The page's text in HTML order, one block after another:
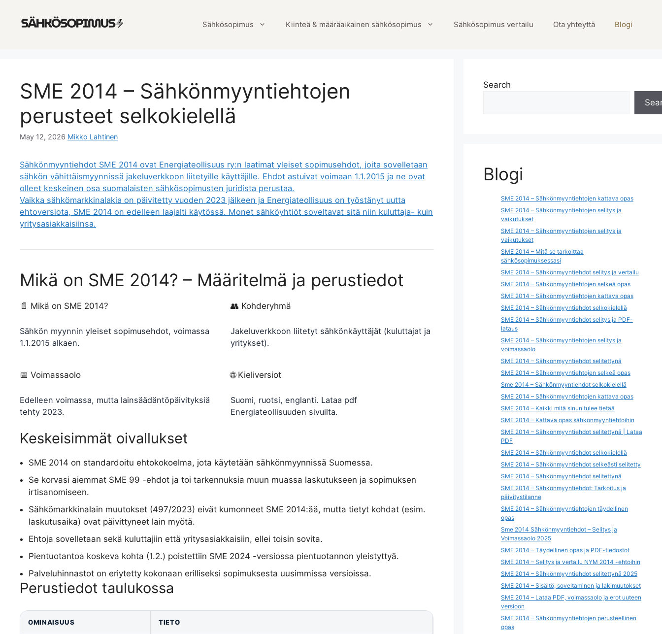
content
Sähkösopimus Kiinteä & määräaikainen sähkösopimus Sähkösopimus vertailu Ota yhteyttä Blogi
SME 2014 – Sähkönmyyntiehtojen
perusteet selkokielellä
May 12, 2026 Mikko Lahtinen
Sähkönmyyntiehdot SME 2014 ovat Energiateollisuus ry:n laatimat yleiset sopimusehdot, joita sovelletaan
sähkön vähittäismyynnissä jakeluverkkoon liitetyille käyttäjille. Ehdot astuivat voimaan 1.1.2015 ja ne ovat
olleet keskeinen osa suomalaisten sähkösopimusten juridista perustaa.
Vaikka sähkömarkkinalakia on päivitetty vuoden 2023 jälkeen ja Energiateollisuus on työstänyt uutta
ehtoversiota, SME 2014 on edelleen laajalti käytössä. Monet sähköyhtiöt soveltavat sitä niin kuluttaja- kuin
yritysasiakkaisiinsa.
Mikä on SME 2014? – Määritelmä ja perustiedot
📄 Mikä on SME 2014?
Sähkön myynnin yleiset sopimusehdot, voimassa
1.1.2015 alkaen.
👥 Kohderyhmä
Jakeluverkkoon liitetyt sähkönkäyttäjät (kuluttajat ja
yritykset).
📅 Voimassaolo
Edelleen voimassa, mutta lainsäädäntöpäivityksiä
tehty 2023.
🌐 Kieliversiot
Suomi, ruotsi, englanti. Lataa pdf
Energiateollisuuden sivuilta.
Keskeisimmät oivallukset
SME 2014 on standardoitu ehtokokoelma, jota käytetään sähkönmyynnissä Suomessa.
Se korvasi aiemmat SME 99 -ehdot ja toi tarkennuksia muun muassa laskutukseen ja sopimuksen
irtisanomiseen.
Sähkömarkkinalain muutokset (497/2023) eivät kumonneet SME 2014:ää, mutta tietyt kohdat (esim.
laskutusaika) ovat päivittyneet lain myötä.
Ehtoja sovelletaan sekä kuluttajiin että yritysasiakkaisiin, ellei toisin sovita.
Pientuotantoa koskeva kohta (1.2.) poistettiin SME 2024 -versiossa pientuotannon yleistyttyä.
Palveluhinnastot on eriytetty kokonaan erilliseksi sopimuksesta uusimmissa versioissa.
Perustiedot taulukossa
OMINAISUUS TIETO
Search
Blogi
SME 2014 – Sähkönmyyntiehtojen kattava opas
SME 2014 – Sähkönmyyntiehtojen selitys ja
vaikutukset
SME 2014 – Sähkönmyyntiehtojen selitys ja
vaikutukset
SME 2014 – Mitä se tarkoittaa
sähkösopimuksessasi
SME 2014 – Sähkönmyyntiehdot selitys ja vertailu
SME 2014 – Sähkönmyyntiehtojen selkeä opas
SME 2014 – Sähkönmyyntiehtojen kattava opas
SME 2014 – Sähkönmyyntiehdot selkokielellä
SME 2014 – Sähkönmyyntiehdot selitys ja PDF-
lataus
SME 2014 – Sähkönmyyntiehtojen selitys ja
voimassaolo
SME 2014 – Sähkönmyyntiehdot selitettynä
SME 2014 – Sähkönmyyntiehtojen selkeä opas
Sme 2014 – Sähkönmyyntiehdot selkokielellä
SME 2014 – Sähkönmyyntiehtojen kattava opas
SME 2014 – Kaikki mitä sinun tulee tietää
SME 2014 – Kattava opas sähkönmyyntiehtoihin
SME 2014 – Sähkönmyyntiehdot selitettynä | Lataa
PDF
SME 2014 – Sähkönmyyntiehdot selkokielellä
SME 2014 – Sähkönmyyntiehdot selkeästi selitetty
SME 2014 – Sähkönmyyntiehdot selitettynä
SME 2014 – Sähkönmyyntiehdot: Tarkoitus ja
päivitystilanne
SME 2014 – Sähkönmyyntiehtojen täydellinen
opas
Sme 2014 Sähkönmyyntiehdot – Selitys ja
Voimassaolo 2025
SME 2014 – Täydellinen opas ja PDF-tiedostot
SME 2014 – Selitys ja vertailu NYM 2014 -ehtoihin
SME 2014 – Sähkönmyyntiehdot selitettynä 2025
SME 2014 – Sisältö, soveltaminen ja lakimuutokset
SME 2014 – Lataa PDF, voimassaolo ja erot uuteen
versioon
SME 2014 – Sähkönmyyntiehtojen perusteellinen
opas